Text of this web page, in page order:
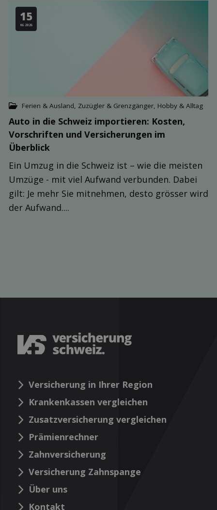
15
06.2026
Ferien & Ausland Zuzügler & Grenzgänger Hobby & Alltag
Auto in die Schweiz importieren: Kosten,
Vorschriften und Versicher­ungen im
Überblick
Ein Umzug in die Schweiz ist – wie die meisten
Umzüge - mit viel Aufwand verbunden. Dabei
gilt: Je mehr Sie mitnehmen, desto grösser wird
der Aufwand....
Versicherung in Ihrer Region
Krankenkassen vergleichen
Zusatzversicherung vergleichen
Prämienrechner
Zahnversicherung
Versicherung Zahnspange
Über uns
Kontakt